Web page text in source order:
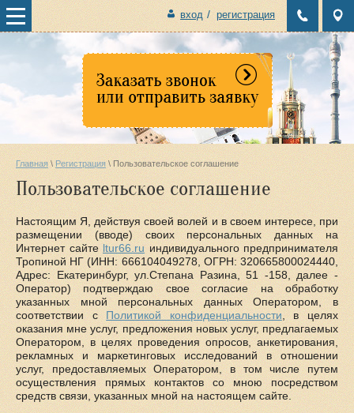
вход /регистрация
Главная \ Регистрация \ Пользовательское соглашение
Пользовательское соглашение
Настоящим Я, действуя своей волей и в своем интересе, при
размещении (вводе) своих персональных данных на
Интернет сайте ltur66.ruиндивидуального предпринимателя
Тропиной НГ (ИНН: 666104049278, ОГРН: 320665800024440,
Адрес: Екатеринбург, ул.Степана Разина, 51 -158, далее -
Оператор) подтверждаю свое согласие на обработку
указанных мной персональных данных Оператором, в
соответствии сПолитикой конфиденциальности, в целях
оказания мне услуг, предложения новых услуг, предлагаемых
Оператором, в целях проведения опросов, анкетирования,
рекламных и маркетинговых исследований в отношении
услуг, предоставляемых Оператором, в том числе путем
осуществления прямых контактов со мною посредством
средств связи, указанных мной на настоящем сайте.